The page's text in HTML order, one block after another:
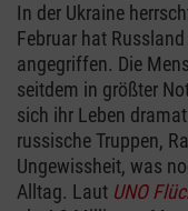
In der Ukraine
Februar hat
angegriffen. Die
seitdem in größter
sich ihr Leben
russische Truppen,
Ungewissheit, was
Alltag. Laut UNO